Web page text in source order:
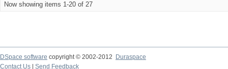
Now showing items 1-20 of 27
DSpace software copyright © 2002-2012
Duraspace
Contact Us
Send Feedback